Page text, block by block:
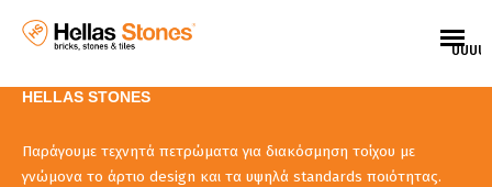
HELLAS STONES
Παράγουμε τεχνητά πετρώματα για διακόσμηση τοίχου με
γνώμονα το άρτιο design και τα υψηλά standards ποιότητας.